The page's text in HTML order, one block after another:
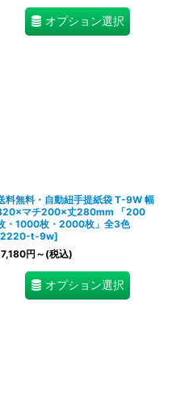
オプション選択
料無料・自動紐手提紙袋 T-9W 幅
マチ200×丈280mm 「200
・1000枚・2000枚」全3色
2220-t-9w]
円 ～ (税込)
オプション選択